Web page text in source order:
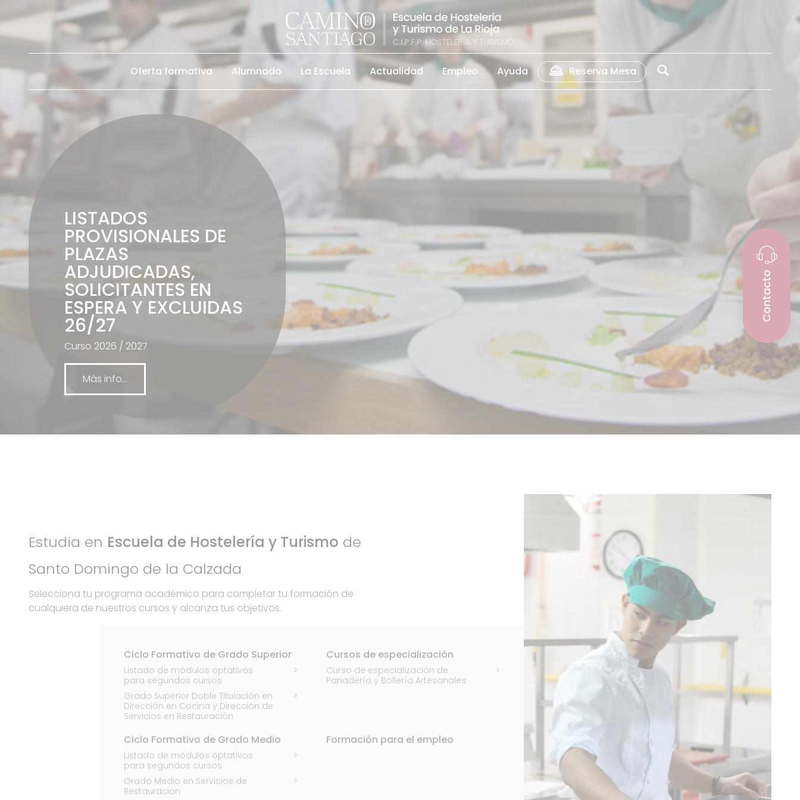
Oferta formativa Alumnado La Escuela Actualidad Empleo Ayuda Reserva Mesa
LISTADOS
PROVISIONALES DE
PLAZAS
ADJUDICADAS,
SOLICITANTES EN
ESPERA Y EXCLUIDAS
26/27
Curso 2026 / 2027
Más info...
Estudia en Escuela de Hostelería y Turismo de
Santo Domingo de la Calzada
Selecciona tu programa académico para completar tu formación de
cualquiera de nuestros cursos y alcanza tus objetivos.
Ciclo Formativo de Grado Superior
Listado de módulos optativos
para segundos cursos
Grado Superior Doble Titulación en
Dirección en Cocina y Dirección de
Servicios en Restauración
Cursos de especialización
Curso de especialización de
Panadería y Bollería Artesanales
Ciclo Formativo de Grado Medio
Listado de módulos optativos
para segundos cursos
Grado Medio en Servicios de
Restauracion
Formación para el empleo
Contacto